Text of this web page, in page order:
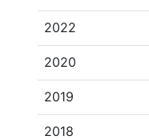
2022
2020
2019
2018